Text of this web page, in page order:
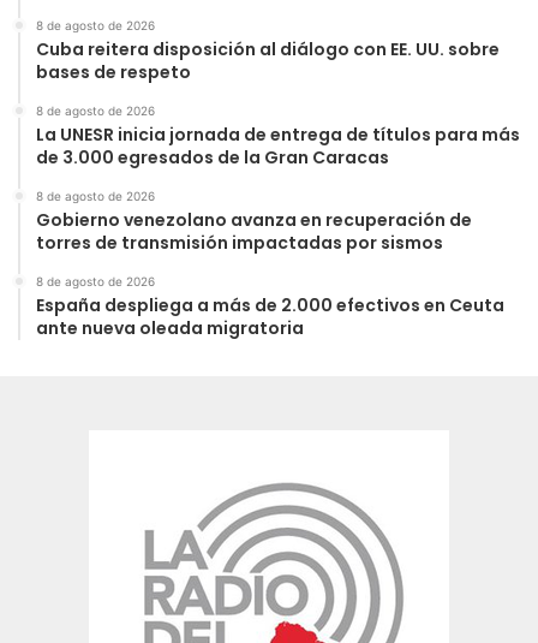
8 de agosto de 2026
Cuba reitera disposición al diálogo con EE. UU. sobre
bases de respeto
8 de agosto de 2026
La UNESR inicia jornada de entrega de títulos para más
de 3.000 egresados de la Gran Caracas
8 de agosto de 2026
Gobierno venezolano avanza en recuperación de
torres de transmisión impactadas por sismos
8 de agosto de 2026
España despliega a más de 2.000 efectivos en Ceuta
ante nueva oleada migratoria